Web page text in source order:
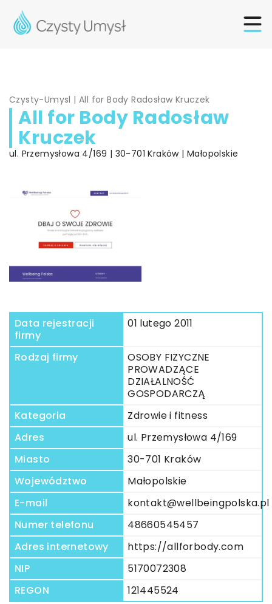
Czysty-Umysl |All for Body Radosław Kruczek
All for Body Radosław
Kruczek
ul. Przemysłowa 4/169 | 30-701 Kraków | Małopolskie
Data rejestracji
firmy
01 lutego 2011
Rodzaj firmy
OSOBY FIZYCZNE
PROWADZĄCE
DZIAŁALNOŚĆ
GOSPODARCZĄ
Kategoria
Zdrowie i fitness
Adres
ul. Przemysłowa 4/169
Miasto
30-701 Kraków
Województwo
Małopolskie
E-mail
kontakt@wellbeingpolska.pl
Numer telefonu
48660545457
Adres internetowy
https://allforbody.com
NIP
5170072308
REGON
121445524